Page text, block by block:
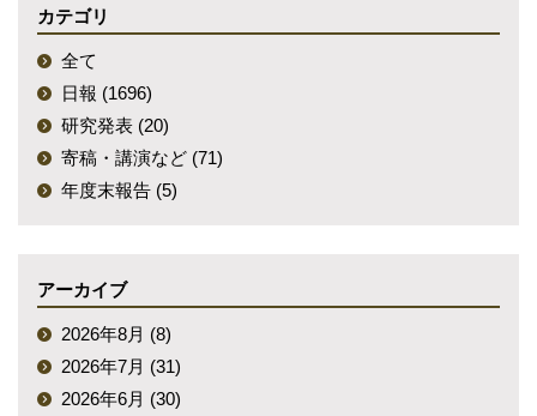
カテゴリ
全て
日報 (1696)
研究発表 (20)
寄稿・講演など (71)
年度末報告 (5)
アーカイブ
2026年8月 (8)
2026年7月 (31)
2026年6月 (30)